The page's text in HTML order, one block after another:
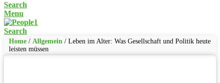
Search
Menu
Search
Home / Allgemein / Leben im Alter: Was Gesellschaft und Politik heute
leisten müssen